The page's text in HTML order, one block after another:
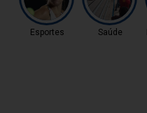
Esportes Saúde